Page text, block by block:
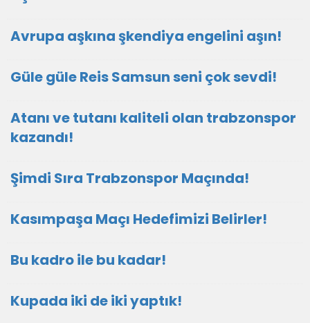
Avrupa aşkına şkendiya engelini aşın!
Güle güle Reis Samsun seni çok sevdi!
Atanı ve tutanı kaliteli olan trabzonspor
kazandı!
Şimdi Sıra Trabzonspor Maçında!
Kasımpaşa Maçı Hedefimizi Belirler!
Bu kadro ile bu kadar!
Kupada iki de iki yaptık!